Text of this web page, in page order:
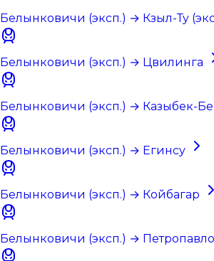
Белынковичи (эксп.) → Кзыл-Ту
Белынковичи (эксп.) → Цвилинга
Белынковичи (эксп.) → Казыбек-
Белынковичи (эксп.) → Егинсу
Белынковичи (эксп.) → Койбагар
Белынковичи (эксп.) →